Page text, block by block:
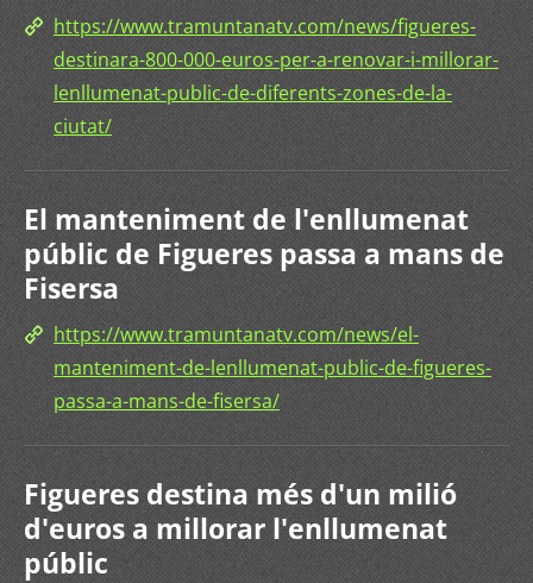
https://www.tramuntanatv.com/news/figueres-
destinara-800-000-euros-per-a-renovar-i-millorar-
lenllumenat-public-de-diferents-zones-de-la-
ciutat/
El manteniment de l'enllumenat
públic de Figueres passa a mans de
Fisersa
https://www.tramuntanatv.com/news/el-
manteniment-de-lenllumenat-public-de-figueres-
passa-a-mans-de-fisersa/
Figueres destina més d'un milió
d'euros a millorar l'enllumenat
públic